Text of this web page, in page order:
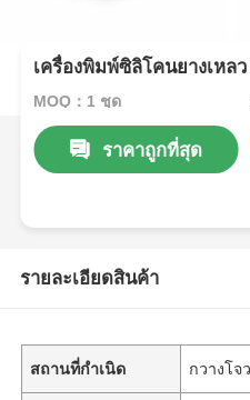
เครื่องพิมพ์ซิลิโคนยางเหล
MOQ：1 ชุด
ราคาถูกที่สุด
รายละเอียดสินค้า
สถานที่กำเนิด กวางโจ